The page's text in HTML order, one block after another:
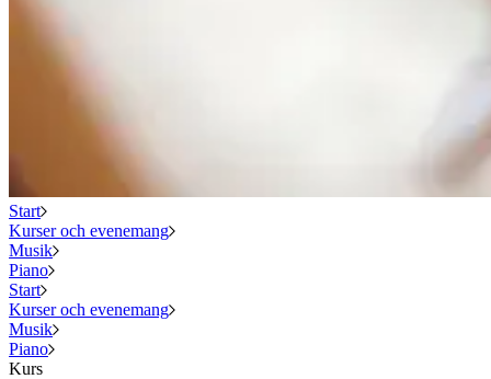
Start
Kurser och evenemang
Musik
Piano
Start
Kurser och evenemang
Musik
Piano
Kurs